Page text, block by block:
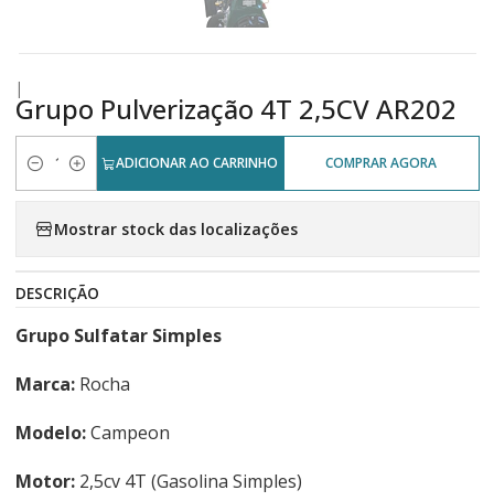
|
Grupo Pulverização 4T 2,5CV AR202
Quantidade
ADICIONAR AO CARRINHO COMPRAR AGORA
Mostrar stock das localizações
DESCRIÇÃO
Grupo Sulfatar Simples
Marca: Rocha
Modelo:Campeon
Motor:2,5cv 4T (Gasolina Simples)